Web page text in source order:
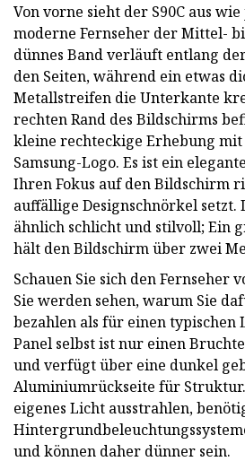
Von vorne sieht der S90C aus
moderne Fernseher der Mittel-
dünnes Band verläuft entlang
den Seiten, während ein etwas
Metallstreifen die Unterkante
rechten Rand des Bildschirms
kleine rechteckige Erhebung
Samsung-Logo. Es ist ein
Ihren Fokus auf den Bildschirm
auffällige Designschnörkel setzt.
ähnlich schlicht und stilvoll; Ein
hält den Bildschirm über zwei
Schauen Sie sich den Fernseher
Sie werden sehen, warum Sie
bezahlen als für einen typischen
Panel selbst ist nur einen
und verfügt über eine dunkel
Aluminiumrückseite für Struktur.
eigenes Licht ausstrahlen,
und können daher dünner sein.